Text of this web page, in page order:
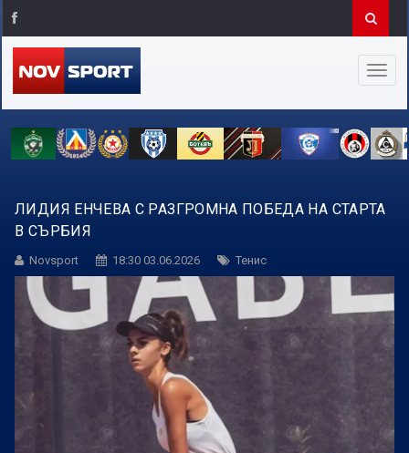
ЛИДИЯ ЕНЧЕВА С РАЗГРОМНА ПОБЕДА НА СТАРТА
В СЪРБИЯ
Novsport 18:30 03.06.2026 Тенис